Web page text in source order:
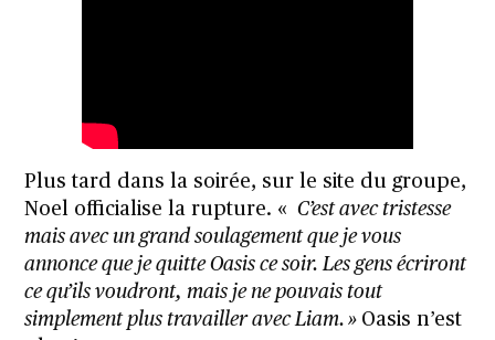
Plus tard dans la soirée, sur le site du groupe,
Noel officialise la rupture. «C’est avec tristesse
mais avec un grand soulagement que je vous
annonce que je quitte Oasis ce soir. Les gens écriront
ce qu’ils voudront, mais je ne pouvais tout
simplement plus travailler avec Liam. » Oasis n’est